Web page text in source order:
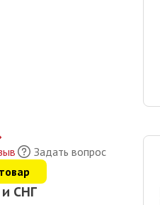
Задать вопрос
СНГ